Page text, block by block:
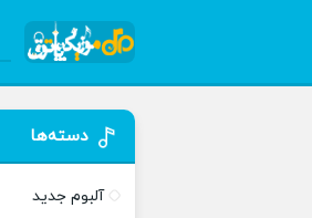
دسته‌ها
آلبوم جدید